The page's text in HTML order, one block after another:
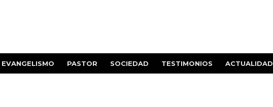
EVANGELISMO PASTOR SOCIEDAD TESTIMONIOS ACTUALIDAD